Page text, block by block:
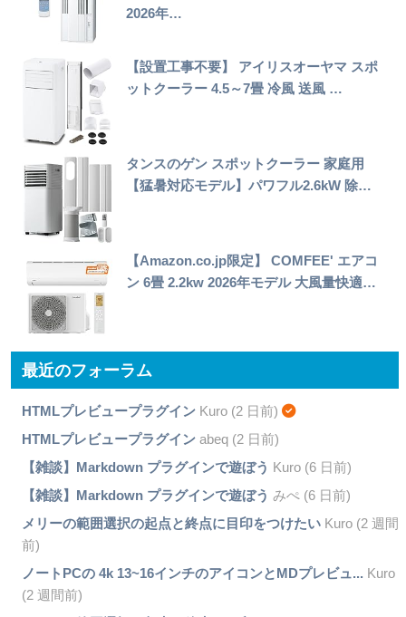
2026年…
【設置工事不要】 アイリスオーヤマ スポ
ットクーラー 4.5～7畳 冷風 送風 …
タンスのゲン スポットクーラー 家庭用
【猛暑対応モデル】パワフル2.6kW 除…
【Amazon.co.jp限定】 COMFEE' エアコ
ン 6畳 2.2kw 2026年モデル 大風量快適…
最近のフォーラム
HTMLプレビュープラグインKuro (2 日前)
HTMLプレビュープラグインabeq (2 日前)
【雑談】Markdown プラグインで遊ぼう Kuro (6 日前)
【雑談】Markdown プラグインで遊ぼう みぺ (6 日前)
メリーの範囲選択の起点と終点に目印をつけたいKuro (2 週間
前)
ノートPCの 4k 13~16インチのアイコンとMDプレビュ... Kuro
(2 週間前)